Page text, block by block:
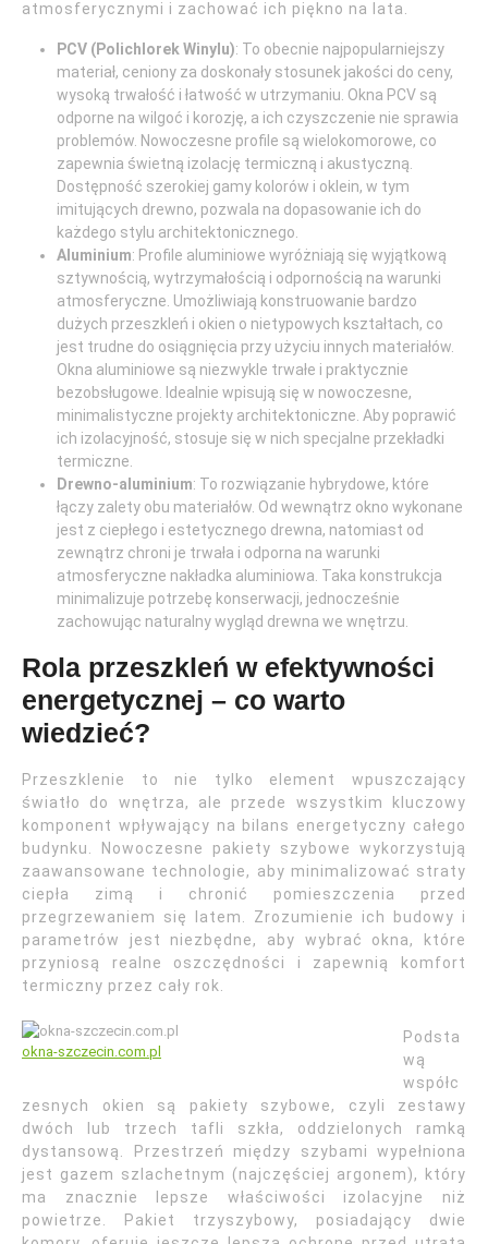
atmosferycznymi i zachować ich piękno na lata.
PCV (Polichlorek Winylu): To obecnie najpopularniejszy
materiał, ceniony za doskonały stosunek jakości do ceny,
wysoką trwałość i łatwość w utrzymaniu. Okna PCV są
odporne na wilgoć i korozję, a ich czyszczenie nie sprawia
problemów. Nowoczesne profile są wielokomorowe, co
zapewnia świetną izolację termiczną i akustyczną.
Dostępność szerokiej gamy kolorów i oklein, w tym
imitujących drewno, pozwala na dopasowanie ich do
każdego stylu architektonicznego.
Aluminium: Profile aluminiowe wyróżniają się wyjątkową
sztywnością, wytrzymałością i odpornością na warunki
atmosferyczne. Umożliwiają konstruowanie bardzo
dużych przeszkleń i okien o nietypowych kształtach, co
jest trudne do osiągnięcia przy użyciu innych materiałów.
Okna aluminiowe są niezwykle trwałe i praktycznie
bezobsługowe. Idealnie wpisują się w nowoczesne,
minimalistyczne projekty architektoniczne. Aby poprawić
ich izolacyjność, stosuje się w nich specjalne przekładki
termiczne.
Drewno-aluminium: To rozwiązanie hybrydowe, które
łączy zalety obu materiałów. Od wewnątrz okno wykonane
jest z ciepłego i estetycznego drewna, natomiast od
zewnątrz chroni je trwała i odporna na warunki
atmosferyczne nakładka aluminiowa. Taka konstrukcja
minimalizuje potrzebę konserwacji, jednocześnie
zachowując naturalny wygląd drewna we wnętrzu.
Rola przeszkleń w efektywności
energetycznej – co warto
wiedzieć?
Przeszklenie to nie tylko element wpuszczający
światło do wnętrza, ale przede wszystkim kluczowy
komponent wpływający na bilans energetyczny całego
budynku. Nowoczesne pakiety szybowe wykorzystują
zaawansowane technologie, aby minimalizować straty
ciepła zimą i chronić pomieszczenia przed
przegrzewaniem się latem. Zrozumienie ich budowy i
parametrów jest niezbędne, aby wybrać okna, które
przyniosą realne oszczędności i zapewnią komfort
termiczny przez cały rok.
okna-szczecin.com.pl
Podsta
wą
współc
zesnych okien są pakiety szybowe, czyli zestawy
dwóch lub trzech tafli szkła, oddzielonych ramką
dystansową. Przestrzeń między szybami wypełniona
jest gazem szlachetnym (najczęściej argonem), który
ma znacznie lepsze właściwości izolacyjne niż
powietrze. Pakiet trzyszybowy, posiadający dwie